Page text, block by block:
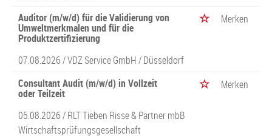
Auditor (m/w/d) für die Validierung von
Umweltmerkmalen und für die
Produktzertifizierung
Merken
07.08.2026 /VDZ Service GmbH/ Düsseldorf
Consultant Audit (m/w/d) in Vollzeit
oder Teilzeit
Merken
05.08.2026 /RLT Tieben Risse & Partner mbB
Wirtschaftsprüfungsgesellschaft